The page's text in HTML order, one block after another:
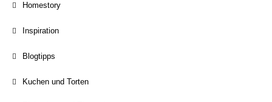
Homestory
Inspiration
Blogtipps
Kuchen und Torten